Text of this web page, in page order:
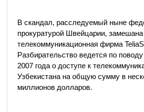
В скандал, расследуемый ныне
прокуратурой Швейцарии,
телекоммуникационная фирма
Разбирательство ведется по поводу
2007 года о доступе к
Узбекистана на общую сумму в
миллионов долларов.